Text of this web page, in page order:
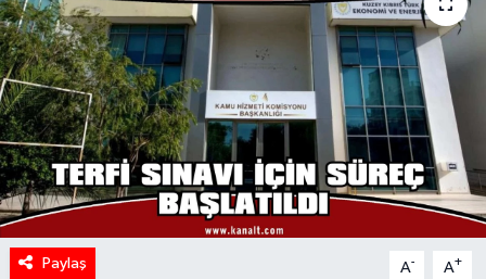
Paylaş A- A+